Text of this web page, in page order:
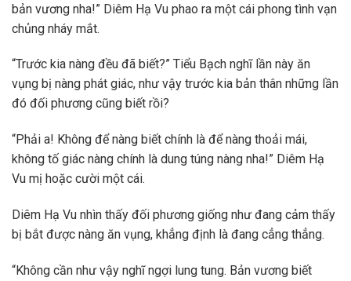
bản vương nha!” Diêm Hạ Vu phao ra một cái phong tình vạn
chủng nháy mắt.
“Trước kia nàng đều đã biết?” Tiểu Bạch nghĩ lần này ăn
vụng bị nàng phát giác, như vậy trước kia bản thân những lần
đó đối phương cũng biết rồi?
“Phải a! Không để nàng biết chính là để nàng thoải mái,
không tố giác nàng chính là dung túng nàng nha!” Diêm Hạ
Vu mị hoặc cười một cái.
Diêm Hạ Vu nhìn thấy đối phương giống như đang cảm thấy
bị bắt được nàng ăn vụng, khẳng định là đang cẳng thẳng.
“Không cần như vậy nghĩ ngợi lung tung. Bản vương biết